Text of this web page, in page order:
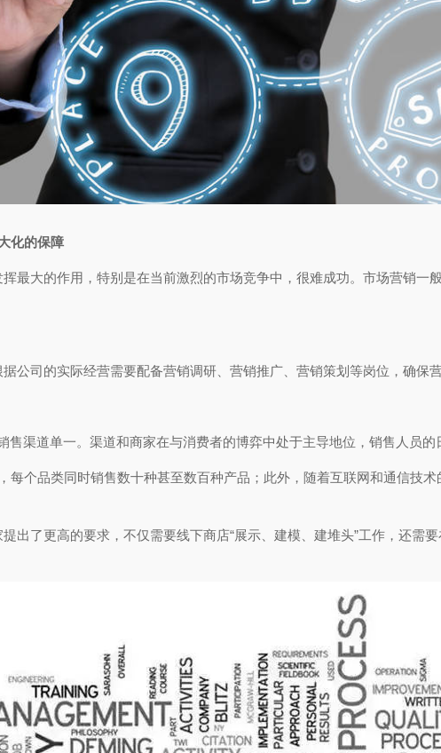
化的保障
最大的作用，特别是在当前激烈的市场竞争中，很难成功。市场营销
公司的实际经营需要配备营销调研、营销推广、营销策划等岗位，确保
售渠道单一。渠道和商家在与消费者的博弈中处于主导地位，销售人员的
每个品类同时销售数十种甚至数百种产品；此外，随着互联网和通信技
出了更高的要求，不仅需要线下商店“展示、建模、建堆头”工作，还需